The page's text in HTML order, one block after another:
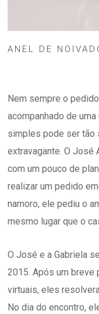
ANEL DE
Nem sempre o
acompanhado de
simples pode ser tão
extravagante. O José
com um pouco de
realizar um pedido
namoro, ele pediu o
mesmo lugar que o
O José e a Gabriela
2015. Após um breve
virtuais, eles
No dia do encontro,